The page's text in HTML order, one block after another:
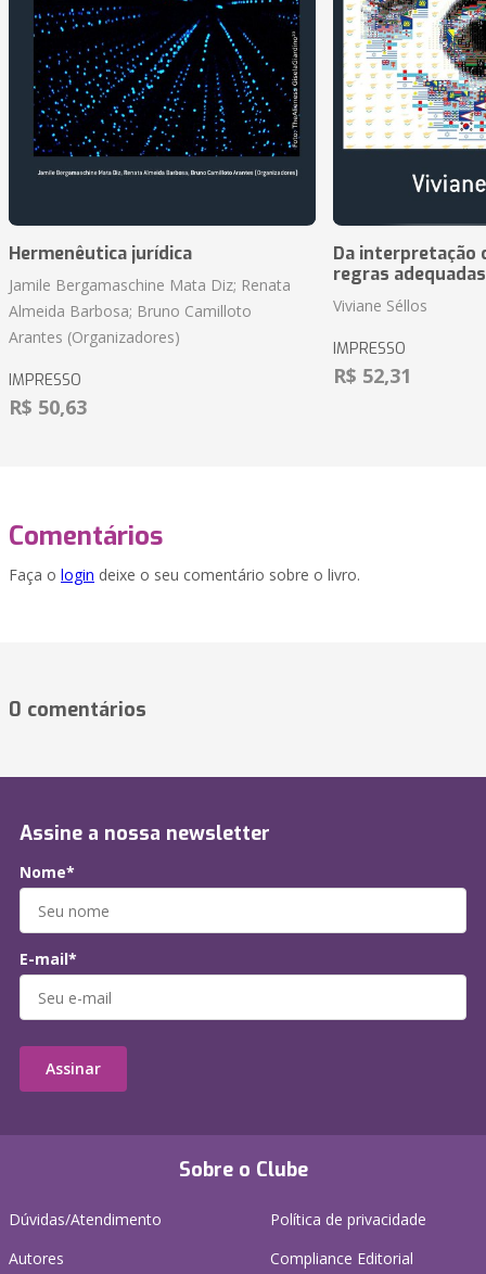
Hermenêutica jurídica
Jamile Bergamaschine Mata Diz; Renata
Almeida Barbosa; Bruno Camilloto
Arantes (Organizadores)
IMPRESSO
R$ 50,63
Da interpretação
regras
Viviane Séllos
IMPRESSO
R$ 52,31
Comentários
Faça o login deixe o seu comentário sobre o livro.
0 comentários
Sobre o Clube
Dúvidas/Atendimento
Autores
Política de privacidade
Compliance Editorial
Assine a nossa newsletter
Nome*
E-mail*
Assinar